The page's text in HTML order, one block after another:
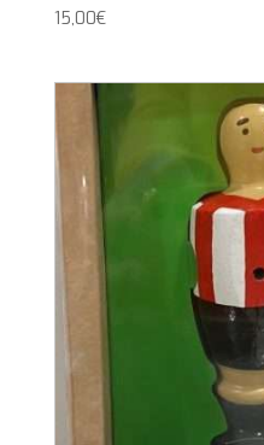
15,00€